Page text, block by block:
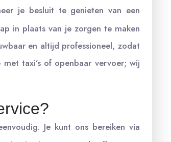
je besluit te genieten van een
in plaats van je zorgen te maken
en altijd professioneel, zodat
taxi’s of openbaar vervoer; wij
Je kunt ons bereiken via